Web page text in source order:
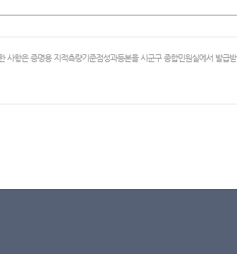
항은 증명용 지적측량기준점성과등본을 시군구 종합민원실에서 발급받